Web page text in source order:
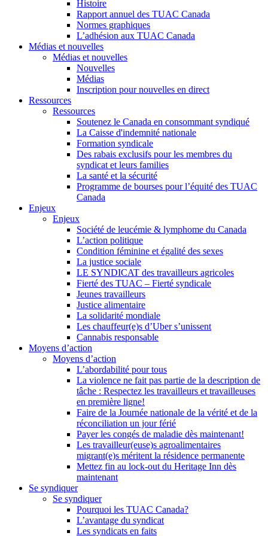
Histoire
Rapport annuel des TUAC Canada
Normes graphiques
L’adhésion aux TUAC Canada
Médias et nouvelles
Médias et nouvelles
Nouvelles
Médias
Inscription pour nouvelles en direct
Ressources
Ressources
Soutenez le Canada en consommant syndiqué
La Caisse d'indemnité nationale
Formation syndicale
Des rabais exclusifs pour les membres du
syndicat et leurs families
La santé et la sécurité
Programme de bourses pour l’équité des TUAC
Canada
Enjeux
Enjeux
Société de leucémie & lymphome du Canada
L’action politique
Condition féminine et égalité des sexes
La justice sociale
LE SYNDICAT des travailleurs agricoles
Fierté des TUAC – Fierté syndicale
Jeunes travailleurs
Justice alimentaire
La solidarité mondiale
Les chauffeur(e)s d’Uber s’unissent
Cannabis responsable
Moyens d’action
Moyens d’action
L’abordabilité pour tous
La violence ne fait pas partie de la description de
tâche : Respectez les travailleurs et travailleuses
en première ligne!
Faire de la Journée nationale de la vérité et de la
réconciliation un jour férié
Payer les congés de maladie dès maintenant!
Les travailleur(euse)s agroalimentaires
migrant(e)s méritent la résidence permanente
Mettez fin au lock-out du Heritage Inn dès
maintenant
Se syndiquer
Se syndiquer
Pourquoi les TUAC Canada?
L’avantage du syndicat
Les syndicats en faits